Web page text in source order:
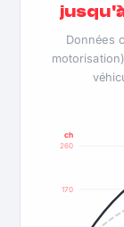
Données
170
260
ch